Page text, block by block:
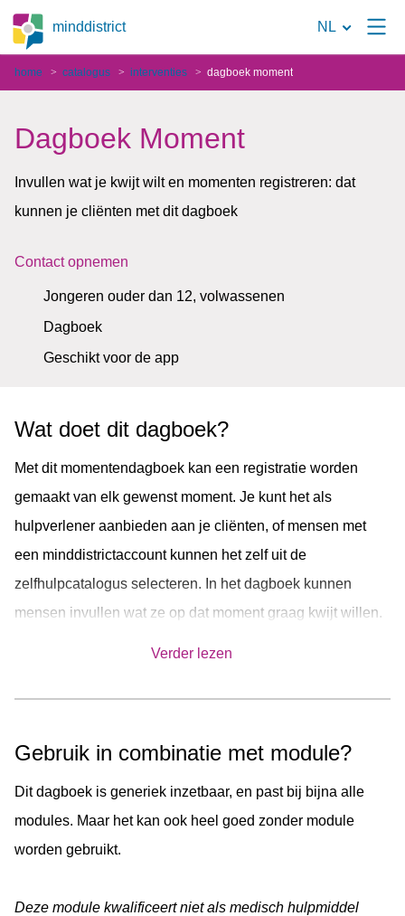
minddistrict
Naar
de
NL
home catalogus interventies dagboek moment
Dagboek Moment
Invullen wat je kwijt wilt en momenten registreren: dat
kunnen je cliënten met dit dagboek
Contact opnemen
Jongeren ouder dan 12, volwassenen
Dagboek
Geschikt voor de app
Wat doet dit dagboek?
Met dit momentendagboek kan een registratie worden
gemaakt van elk gewenst moment. Je kunt het als
hulpverlener aanbieden aan je cliënten, of mensen met
een minddistrictaccount kunnen het zelf uit de
zelfhulpcatalogus selecteren. In het dagboek kunnen
mensen invullen wat ze op dat moment graag kwijt willen.
situaties, door mensen met uiteenlopende doelen en
Verder lezen
Gebruik in combinatie met module?
Dit dagboek is generiek inzetbaar, en past bij bijna alle
modules. Maar het kan ook heel goed zonder module
worden gebruikt.
Deze module kwalificeert niet als medisch hulpmiddel